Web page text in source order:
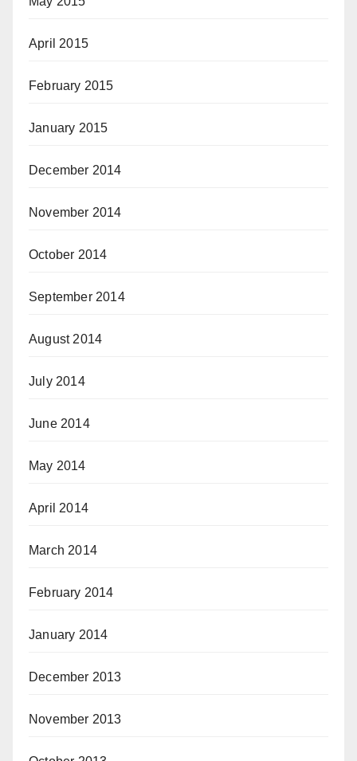
April 2015
February 2015
January 2015
December 2014
November 2014
October 2014
September 2014
August 2014
July 2014
June 2014
May 2014
April 2014
March 2014
February 2014
January 2014
December 2013
November 2013